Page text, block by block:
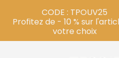
CODE : TPOUV25
Profitez de - 10 % sur
votre choix